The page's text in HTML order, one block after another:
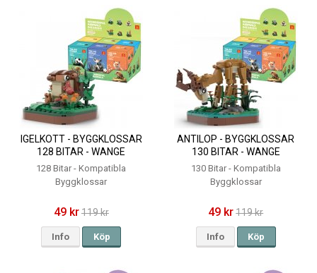
IGELKOTT - BYGGKLOSSAR
128 BITAR - WANGE
WONDERFUL ANIMALS
128 Bitar - Kompatibla
Byggklossar
49 kr119 kr
Info Köp
ANTILOP - BYGGKLOSSAR
130 BITAR - WANGE
WONDERFUL ANIMALS
130 Bitar - Kompatibla
Byggklossar
49 kr119 kr
Info Köp